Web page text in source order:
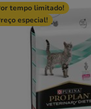
tempo limitado!
especial!